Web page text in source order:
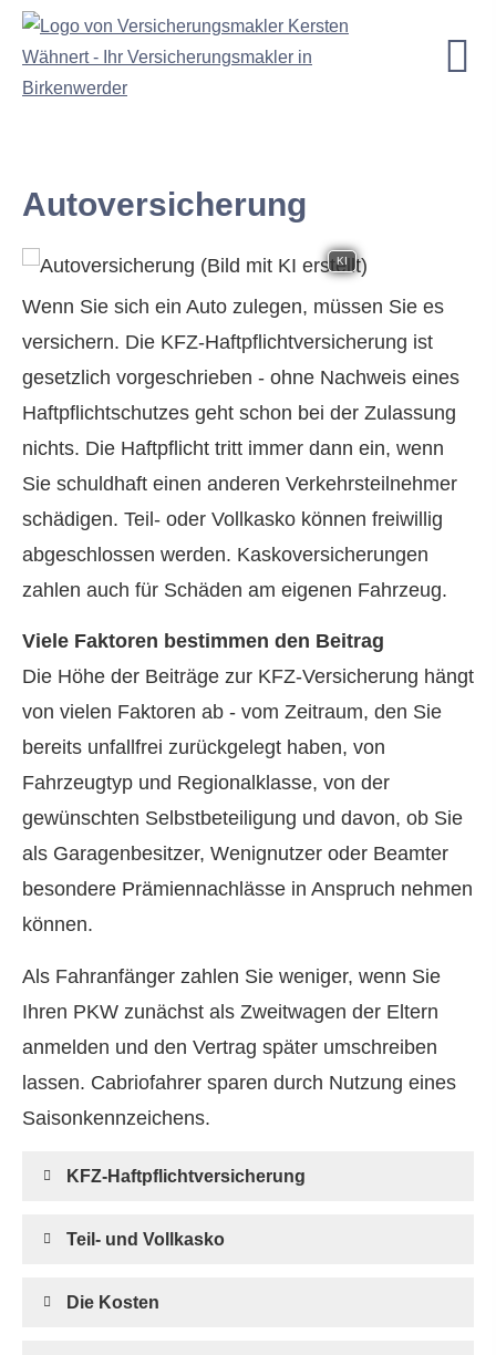
Auto­ver­si­che­rung
KI
Wenn Sie sich ein Auto zulegen, müssen Sie es
ver­sichern. Die KFZ-Haft­pflichtversicherung ist
gesetzlich vorgeschrieben - ohne Nachweis eines
Haft­pflichtschutzes geht schon bei der Zulassung
nichts. Die Haft­pflicht tritt immer dann ein, wenn
Sie schuldhaft einen anderen Verkehrsteilnehmer
schädigen. Teil- oder Vollkasko können freiwillig
abgeschlossen werden. Kaskoversicherungen
zahlen auch für Schäden am eigenen Fahrzeug.
Viele Faktoren bestimmen den Beitrag
Die Höhe der Beiträge zur KFZ-Versicherung hängt
von vielen Faktoren ab - vom Zeitraum, den Sie
bereits unfallfrei zurückgelegt haben, von
Fahrzeugtyp und Regionalklasse, von der
gewünschten Selbstbeteiligung und davon, ob Sie
als Garagenbesitzer, Wenignutzer oder Beamter
besondere Prämiennachlässe in Anspruch nehmen
können.
Als Fahranfänger zahlen Sie weniger, wenn Sie
Ihren PKW zunächst als Zweitwagen der Eltern
anmelden und den Vertrag später umschreiben
lassen. Cabriofahrer sparen durch Nutzung eines
Saisonkennzeichens.
KFZ-Haft­pflichtversicherung
Teil- und Vollkasko
Die Kosten
Datenschutzerklärung